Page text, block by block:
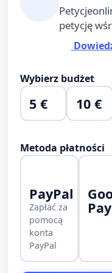
petycję
Wybierz budżet
5 € 10 €
Metoda płatności
PayPal
Zapłać za
pomocą
konta
PayPal
Pay